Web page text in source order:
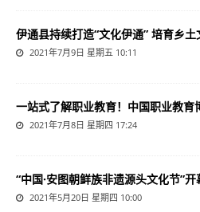
伊通县持续打造“文化伊通” 培育乡土
2021年7月9日 星期五 10:11
一站式了解职业教育！中国职业教育
2021年7月8日 星期四 17:24
“中国·安图朝鲜族非遗源头文化节”开
2021年5月20日 星期四 10:00